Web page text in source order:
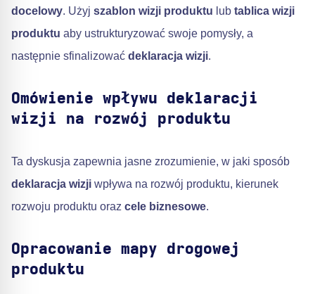
docelowy. Użyj szablon wizji produktu lub tablica wizji
produktu aby ustrukturyzować swoje pomysły, a
następnie sfinalizować deklaracja wizji.
Omówienie wpływu deklaracji
wizji na rozwój produktu
Ta dyskusja zapewnia jasne zrozumienie, w jaki sposób
deklaracja wizji wpływa na rozwój produktu, kierunek
rozwoju produktu oraz cele biznesowe.
Opracowanie mapy drogowej
produktu